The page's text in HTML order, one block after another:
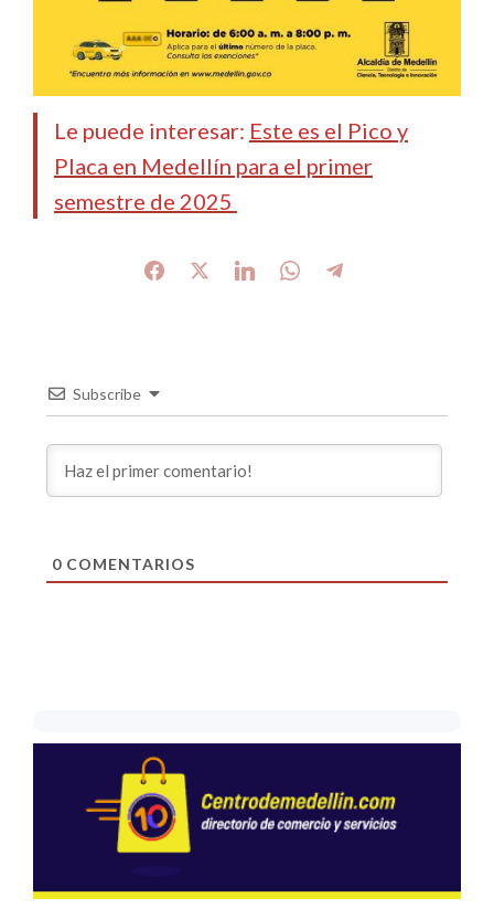
Le puede interesar: Este es el Pico y
Placa en Medellín para el primer
semestre de 2025
Subscribe
0COMENTARIOS